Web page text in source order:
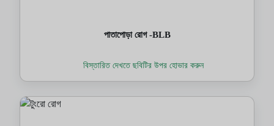
পাতাপোড়া রোগ -BLB
বিস্তারিত দেখতে ছবিটির উপর হোভার করুন